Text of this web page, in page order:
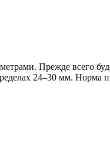
Прежде всего
24–30 мм.